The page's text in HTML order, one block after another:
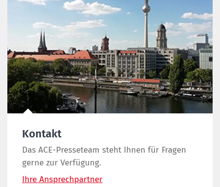
Kontakt
Das ACE-Presseteam steht Ihnen für Fragen
gerne zur Verfügung.
Ihre Ansprechpartner